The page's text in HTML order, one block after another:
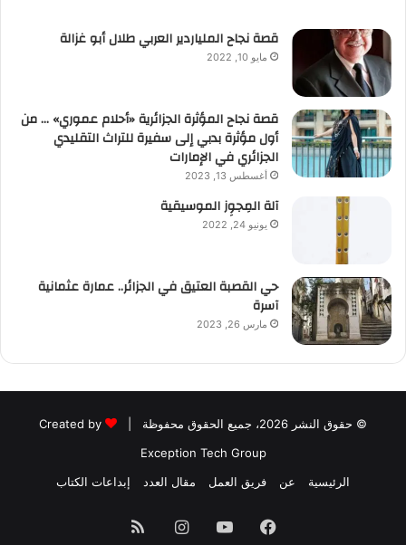
قصة نجاح الملياردير العربي طلال أبو غزالة
مايو 10, 2022
قصة نجاح المؤثرة الجزائرية «أحلام عموري» … من
أول مؤثرة بدبي إلى سفيرة للتراث التقليدي
الجزائري في الإمارات
أغسطس 13, 2023
آلة المِجوِز الموسيقية‎‎
يونيو 24, 2022
حي القصبة العتيق في الجزائر.. عمارة عثمانية
آسرة
مارس 26, 2023
© حقوق النشر 2026، جميع الحقوق محفوظة |
Created by
Exception Tech Group
الرئيسية
عن فريق العمل مقال العدد إبداعات الكتاب
فيسبوك يوتيوب انستقرام